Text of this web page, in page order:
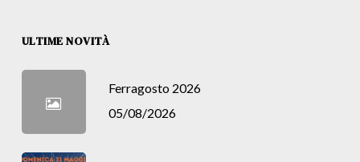
ULTIME NOVITÀ
Ferragosto 2026
05/08/2026